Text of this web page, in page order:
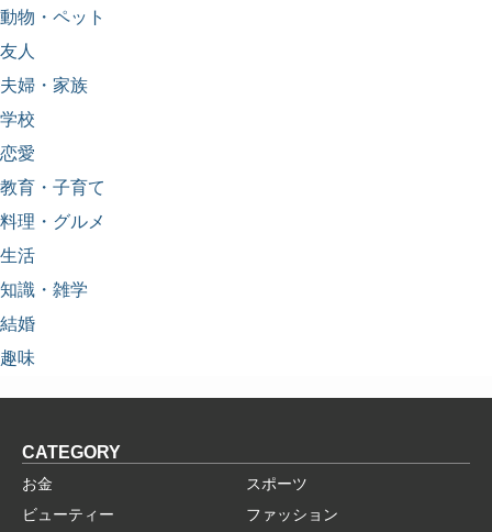
動物・ペット
友人
夫婦・家族
学校
恋愛
教育・子育て
料理・グルメ
生活
知識・雑学
結婚
趣味
CATEGORY
お金
スポーツ
ビューティー
ファッション